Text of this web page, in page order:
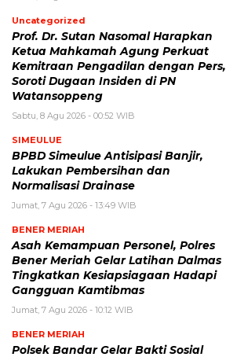
Uncategorized
Prof. Dr. Sutan Nasomal Harapkan
Ketua Mahkamah Agung Perkuat
Kemitraan Pengadilan dengan Pers,
Soroti Dugaan Insiden di PN
Watansoppeng
Sabtu, 8 Agu 2026 - 00:52 WIB
SIMEULUE
BPBD Simeulue Antisipasi Banjir,
Lakukan Pembersihan dan
Normalisasi Drainase
Jumat, 7 Agu 2026 - 13:49 WIB
BENER MERIAH
Asah Kemampuan Personel, Polres
Bener Meriah Gelar Latihan Dalmas
Tingkatkan Kesiapsiagaan Hadapi
Gangguan Kamtibmas
Jumat, 7 Agu 2026 - 10:12 WIB
BENER MERIAH
Polsek Bandar Gelar Bakti Sosial